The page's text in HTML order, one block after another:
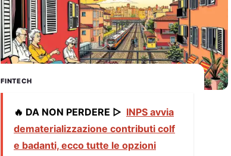
FINTECH
🔥 DA NON PERDERE ▷ INPS avvia
dematerializzazione contributi colf
e badanti, ecco tutte le opzioni